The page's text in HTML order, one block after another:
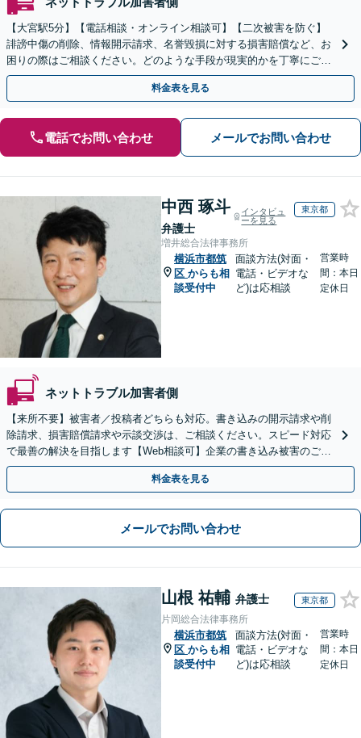
【大宮駅5分】【電話相談・オンライン相談可】【二次被害を防ぐ】
誹謗中傷の削除、情報開示請求、名誉毀損に対する損害賠償など、お
困りの際はご相談ください。どのような手段が現実的かを丁寧にご説
明し、依頼者さまにとって納得のいく解決を目指します。
料金表を見る
電話でお問い合わせ メールでお問い合わせ
中西 琢斗
弁護士
インタビュ
ーを見る
東京都
増井総合法律事務所
横浜市都筑
区 からも相
談受付中
面談方法(対面・
電話・ビデオな
ど)は応相談
営業時
間：本日
定休日
ネットトラブル加害者側
【来所不要】被害者／投稿者どちらも対応。書き込みの開示請求や削
除請求、損害賠償請求や示談交渉は、ご相談ください。スピード対応
で最善の解決を目指します【Web相談可】企業の書き込み被害のご相
談にも対応
料金表を見る
メールでお問い合わせ
山根 祐輔 弁護士 東京都
片岡総合法律事務所
横浜市都筑
区 からも相
談受付中
面談方法(対面・
電話・ビデオな
ど)は応相談
営業時
間：本日
定休日